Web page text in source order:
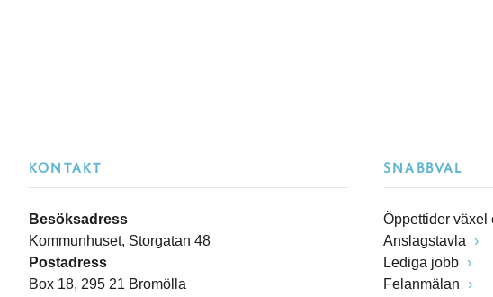
KONTAKT
Besöksadress
Kommunhuset, Storgatan 48
Postadress
Box 18, 295 21 Bromölla
SNABBVAL
Öppettider växel
Anslagstavla
Lediga jobb
Felanmälan